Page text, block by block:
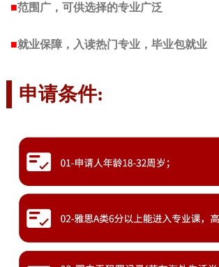
■范围广，可供选择的专业广泛
■就业保障，入读热门专业，毕业包就业
申请条件: